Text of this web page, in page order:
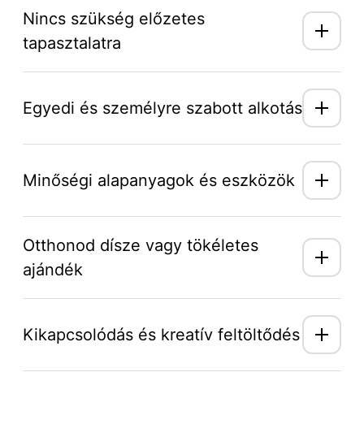
Nincs szükség előzetes
tapasztalatra
Egyedi és személyre szabott alkotás
Minőségi alapanyagok és eszközök
Otthonod dísze vagy tökéletes
ajándék
Kikapcsolódás és kreatív feltöltődés